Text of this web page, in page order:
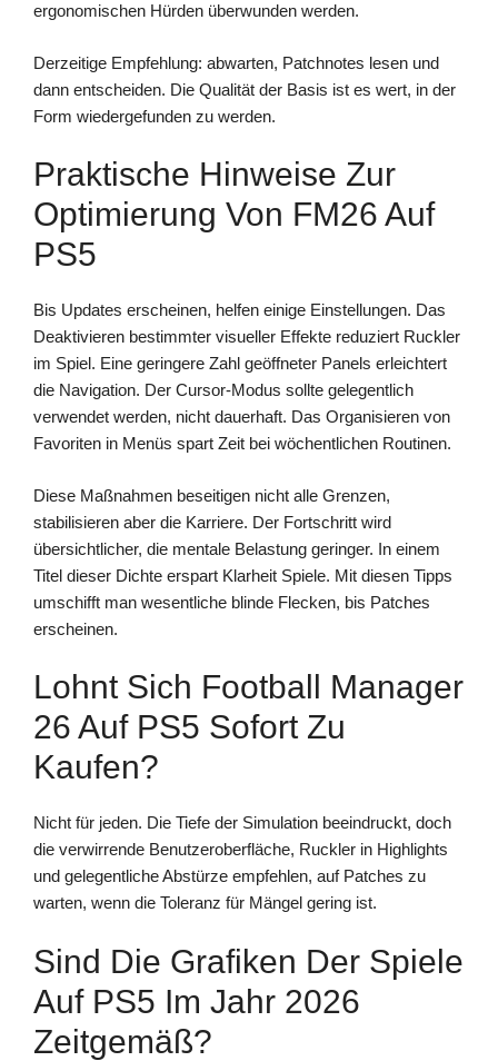
ergonomischen Hürden überwunden werden.
Derzeitige Empfehlung: abwarten, Patchnotes lesen und
dann entscheiden. Die Qualität der Basis ist es wert, in der
Form wiedergefunden zu werden.
Praktische Hinweise Zur
Optimierung Von FM26 Auf
PS5
Bis Updates erscheinen, helfen einige Einstellungen. Das
Deaktivieren bestimmter visueller Effekte reduziert Ruckler
im Spiel. Eine geringere Zahl geöffneter Panels erleichtert
die Navigation. Der Cursor-Modus sollte gelegentlich
verwendet werden, nicht dauerhaft. Das Organisieren von
Favoriten in Menüs spart Zeit bei wöchentlichen Routinen.
Diese Maßnahmen beseitigen nicht alle Grenzen,
stabilisieren aber die Karriere. Der Fortschritt wird
übersichtlicher, die mentale Belastung geringer. In einem
Titel dieser Dichte erspart Klarheit Spiele. Mit diesen Tipps
umschifft man wesentliche blinde Flecken, bis Patches
erscheinen.
Lohnt Sich Football Manager
26 Auf PS5 Sofort Zu
Kaufen?
Nicht für jeden. Die Tiefe der Simulation beeindruckt, doch
die verwirrende Benutzeroberfläche, Ruckler in Highlights
und gelegentliche Abstürze empfehlen, auf Patches zu
warten, wenn die Toleranz für Mängel gering ist.
Sind Die Grafiken Der Spiele
Auf PS5 Im Jahr 2026
Zeitgemäß?